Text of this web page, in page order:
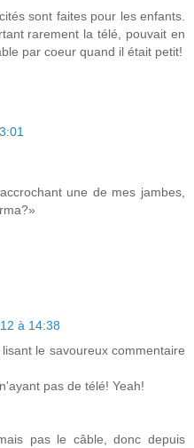
sont faites pour les enfants.
rarement la télé, pouvait en
par coeur quand il était petit!
une de mes jambes,
à 14:38
le savoureux commentaire
pas de télé! Yeah!
pas le câble, donc depuis